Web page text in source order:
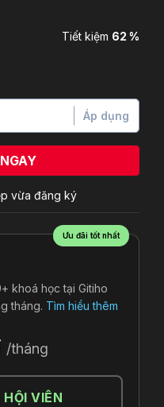
Tiết kiệm 62 %
Áp dụng
Ưu đãi tốt nhất
khoá học tại Gitiho
tháng. Tìm hiểu thêm
/tháng
VIÊN